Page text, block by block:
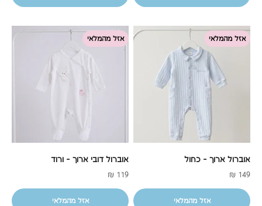
אזל מהמלאי
אוברול ארוך - כחול
מחיר מבצע
149 ₪
אזל מהמלאי
אזל מהמלאי
אוברול דובי ארוך - ורוד
מחיר מבצע
119 ₪
אזל מהמלאי